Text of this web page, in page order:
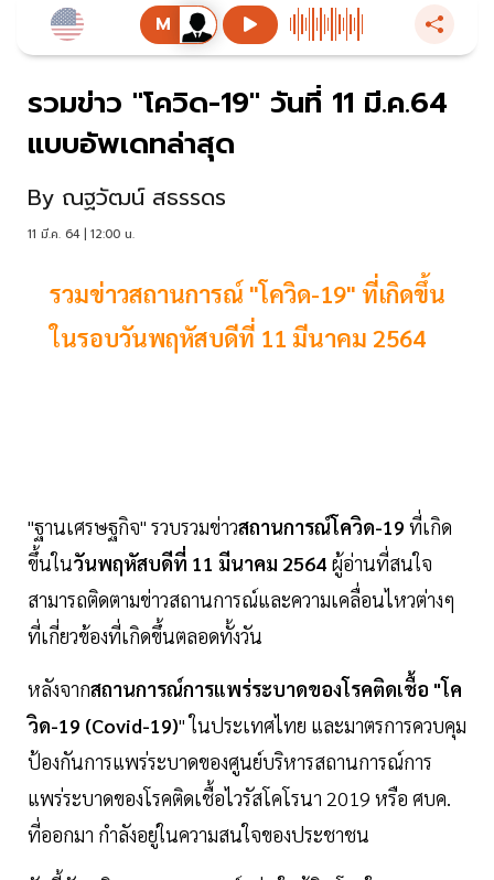
รวมข่าว "โควิด-19" วันที่ 11 มี.ค.64
แบบอัพเดทล่าสุด
By ณฐวัฒน์ สธรรดร
11 มี.ค. 64 | 12:00 น.
รวมข่าวสถานการณ์ "โควิด-19" ที่เกิดขึ้น
ในรอบวันพฤหัสบดีที่ 11 มีนาคม 2564
"ฐานเศรษฐกิจ" รวบรวมข่าวสถานการณ์โควิด-19 ที่เกิด
ขึ้นในวันพฤหัสบดีที่ 11 มีนาคม 2564 ผู้อ่านที่สนใจ
สามารถติดตามข่าวสถานการณ์และความเคลื่อนไหวต่างๆ
ที่เกี่ยวข้องที่เกิดขึ้นตลอดทั้งวัน
หลังจากสถานการณ์การแพร่ระบาดของโรคติดเชื้อ "โค
วิด-19 (Covid-19)" ในประเทศไทย และมาตรการควบคุม
ป้องกันการแพร่ระบาดของศูนย์บริหารสถานการณ์การ
แพร่ระบาดของโรคติดเชื้อไวรัสโคโรนา 2019 หรือ ศบค.
ที่ออกมา กำลังอยู่ในความสนใจของประชาชน